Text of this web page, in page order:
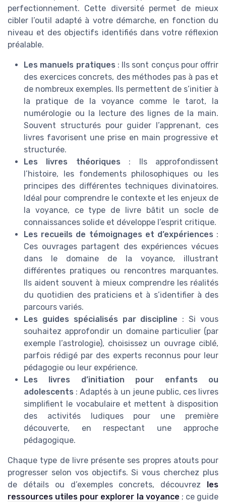
perfectionnement. Cette diversité permet de mieux
cibler l’outil adapté à votre démarche, en fonction du
niveau et des objectifs identifiés dans votre réflexion
préalable.
Les manuels pratiques : Ils sont conçus pour offrir
des exercices concrets, des méthodes pas à pas et
de nombreux exemples. Ils permettent de s’initier à
la pratique de la voyance comme le tarot, la
numérologie ou la lecture des lignes de la main.
Souvent structurés pour guider l’apprenant, ces
livres favorisent une prise en main progressive et
structurée.
Les livres théoriques : Ils approfondissent
l’histoire, les fondements philosophiques ou les
principes des différentes techniques divinatoires.
Idéal pour comprendre le contexte et les enjeux de
la voyance, ce type de livre bâtit un socle de
connaissances solide et développe l’esprit critique.
Les recueils de témoignages et d’expériences :
Ces ouvrages partagent des expériences vécues
dans le domaine de la voyance, illustrant
différentes pratiques ou rencontres marquantes.
Ils aident souvent à mieux comprendre les réalités
du quotidien des praticiens et à s’identifier à des
parcours variés.
Les guides spécialisés par discipline : Si vous
souhaitez approfondir un domaine particulier (par
exemple l’astrologie), choisissez un ouvrage ciblé,
parfois rédigé par des experts reconnus pour leur
pédagogie ou leur expérience.
Les livres d’initiation pour enfants ou
adolescents : Adaptés à un jeune public, ces livres
simplifient le vocabulaire et mettent à disposition
des activités ludiques pour une première
découverte, en respectant une approche
pédagogique.
Chaque type de livre présente ses propres atouts pour
progresser selon vos objectifs. Si vous cherchez plus
de détails ou d’exemples concrets, découvrez les
ressources utiles pour explorer la voyance ; ce guide